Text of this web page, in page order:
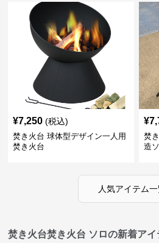
¥7,250 (税込)
焚き火台 球体型デザイン一人用
焚き火台
¥
焚
造
人気アイテム
焚き火台焚き火台 ソロの新着アイ